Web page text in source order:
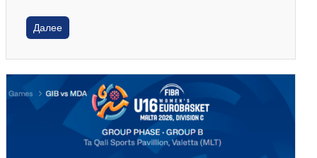
Далее